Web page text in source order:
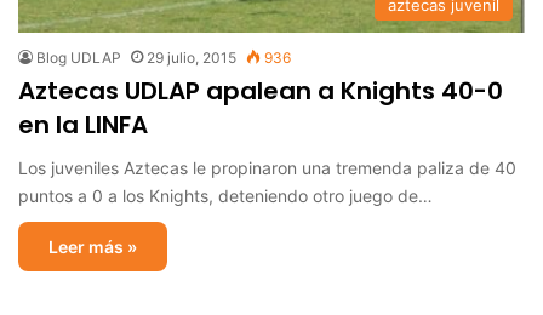
aztecas juvenil
Blog UDLAP 29 julio, 2015 936
Aztecas UDLAP apalean a Knights 40-0
en la LINFA
Los juveniles Aztecas le propinaron una tremenda paliza de 40
puntos a 0 a los Knights, deteniendo otro juego de…
Leer más »